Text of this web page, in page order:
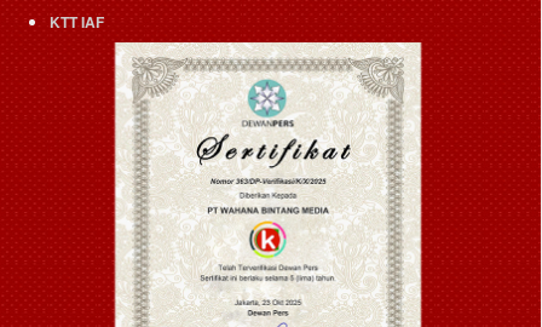
KTT IAF